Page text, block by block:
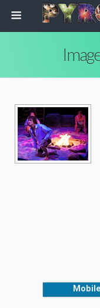
Mobile